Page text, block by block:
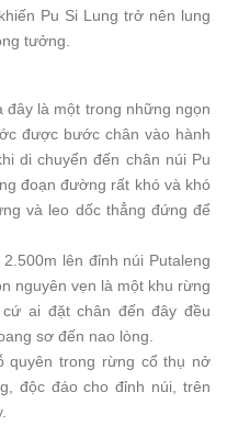
Pu Si Lung trở nên lung
tưởng.
là một trong những ngọn
được bước chân vào hành
di chuyển đến chân núi Pu
đoạn đường rất khó và khó
và leo dốc thẳng đứng để
lên đỉnh núi Putaleng
nguyên vẹn là một khu rừng
ai đặt chân đến đây đều
sơ đến nao lòng.
quyên trong rừng cổ thụ nở
độc đáo cho đỉnh núi, trên